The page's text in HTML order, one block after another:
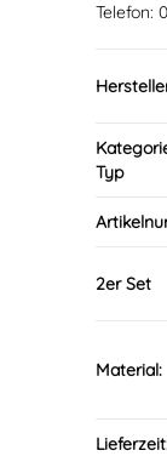
Telefon:
Typ
2er Set
Material: